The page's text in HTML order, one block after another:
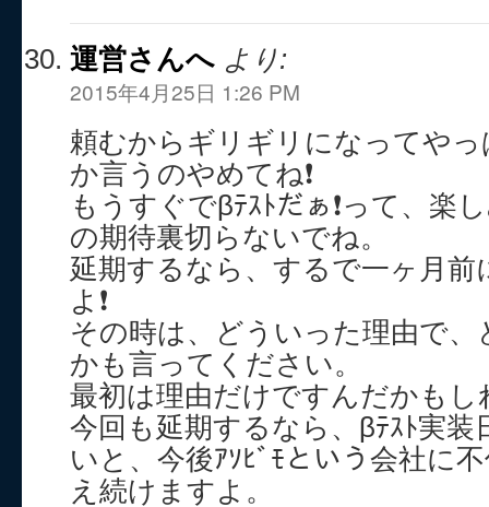
運営さんへ より:
2015年4月25日 1:26 PM
頼むからギリギリになってや
か言うのやめてね❗
もうすぐでβﾃｽﾄだぁ❗って、楽
の期待裏切らないでね。
延期するなら、するで一ヶ月
よ❗
その時は、どういった理由で
かも言ってください。
最初は理由だけですんだかも
今回も延期するなら、βﾃｽﾄ実
いと、今後ｱｿﾋﾞﾓという会社に
え続けますよ。